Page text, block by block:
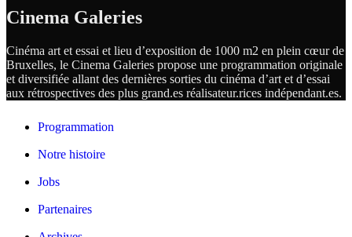
Cinema Galeries
Cinéma art et essai et lieu d’exposition de 1000 m2 en plein cœur de
Bruxelles, le Cinema Galeries propose une programmation originale
et diversifiée allant des dernières sorties du cinéma d’art et d’essai
aux rétrospectives des plus grand.es réalisateur.rices indépendant.es.
Programmation
Notre histoire
Jobs
Partenaires